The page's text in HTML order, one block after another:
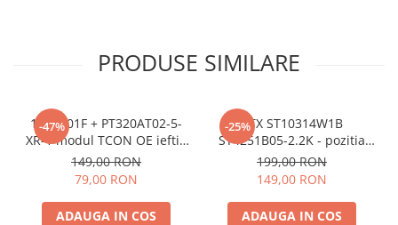
PRODUSE SIMILARE
-47%
17TC701F + PT320AT02-5-
XR-1 modul TCON OE ieftin
- pozitia PX536 PX539 PX746
GG07 GG301 GG406 GG822
149,00 RON
79,00 RON
ADAUGA IN COS
-25%CTX ST10314W1B
ST4251B05-2.2K - pozitia
GG547 YY121
199,00 RON
149,00 RON
ADAUGA IN COS